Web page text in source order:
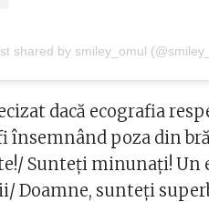
shared by smiley_omul
dacă ecografia
fi însemnând poza din
Sunteți minunați! Un
Doamne, sunteți